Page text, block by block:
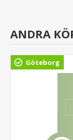
ANDRA
Göteborg